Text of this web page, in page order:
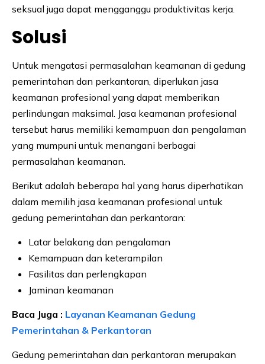
seksual juga dapat mengganggu produktivitas kerja.
Solusi
Untuk mengatasi permasalahan keamanan di gedung
pemerintahan dan perkantoran, diperlukan jasa
keamanan profesional yang dapat memberikan
perlindungan maksimal. Jasa keamanan profesional
tersebut harus memiliki kemampuan dan pengalaman
yang mumpuni untuk menangani berbagai
permasalahan keamanan.
Berikut adalah beberapa hal yang harus diperhatikan
dalam memilih jasa keamanan profesional untuk
gedung pemerintahan dan perkantoran:
Latar belakang dan pengalaman
Kemampuan dan keterampilan
Fasilitas dan perlengkapan
Jaminan keamanan
Baca Juga : Layanan Keamanan Gedung
Pemerintahan & Perkantoran
Gedung pemerintahan dan perkantoran merupakan